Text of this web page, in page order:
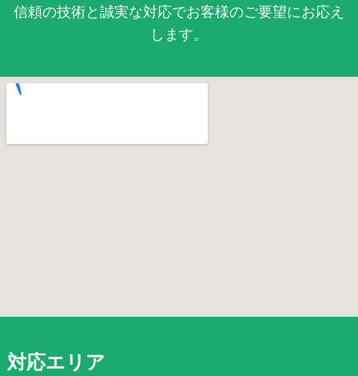
信頼の技術と誠実な対応でお客様のご要望にお応え
します。
対応エリア